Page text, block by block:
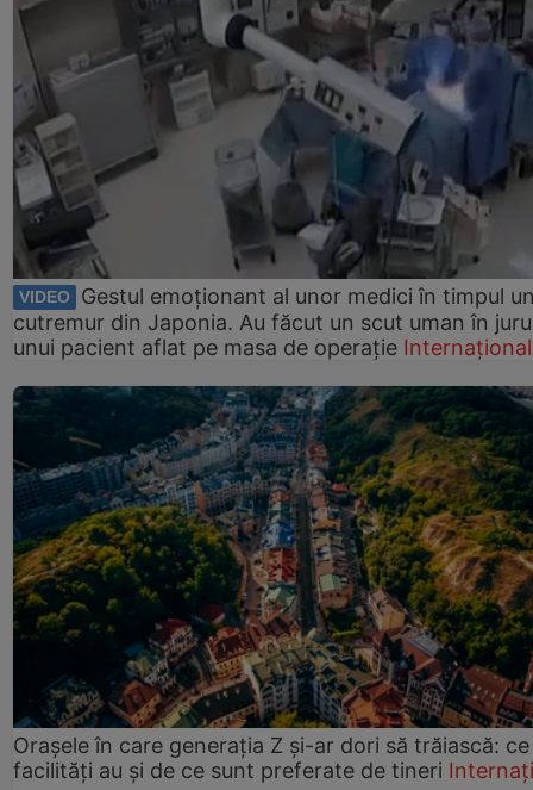
VIDEO
Gestul emoționant al unor medici în timpul
cutremur din Japonia. Au făcut un scut uman în
unui pacient aflat pe masa de operație Internațional
Orașele în care generația Z și-ar dori să trăiască: ce
facilități au și de ce sunt preferate de tineri